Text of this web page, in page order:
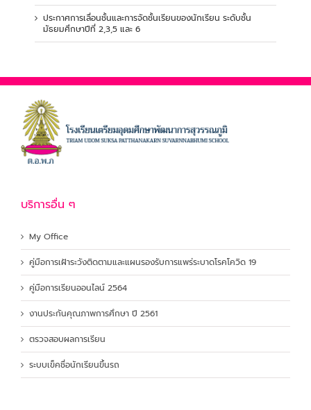
ประกาศการเลื่อนชั้นและการจัดชั้นเรียนของนักเรียน ระดับชั้น
มัธยมศึกษาปีที่ 2,3,5 และ 6
บริการอื่น ๆ
My Office
คู่มือการเฝ้าระวังติดตามและแผนรองรับการแพร่ระบาดโรคโควิด 19
คู่มือการเรียนออนไลน์ 2564
งานประกันคุณภาพการศึกษา ปี 2561
ตรวจสอบผลการเรียน
ระบบเข็คชื่อนักเรียนขึ้นรถ